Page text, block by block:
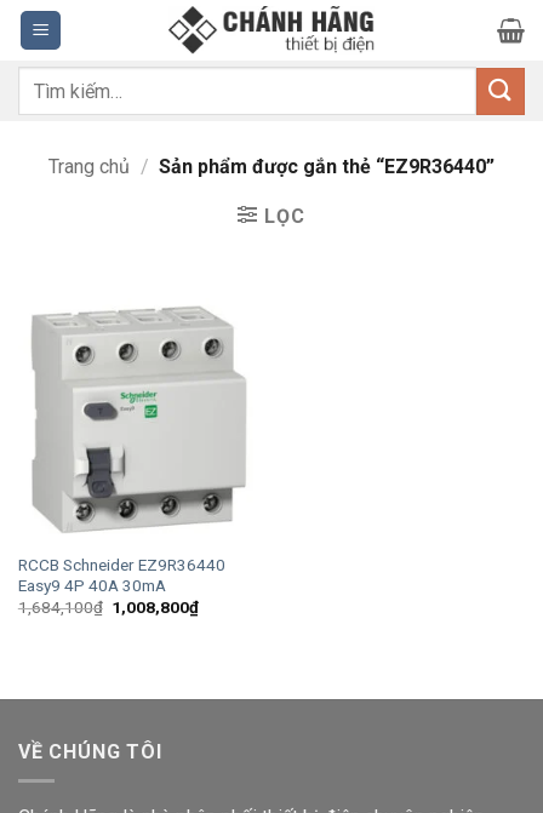
Bỏ
qua
nội
dung
Tìm
Trang chủ / Sản phẩm được gắn thẻ “EZ9R36440”
LỌC
RCCB Schneider EZ9R36440
Easy9 4P 40A 30mA
1,684,100₫ Giá
gốc
1,008,800₫Giá
hiện
VỀ CHÚNG TÔI